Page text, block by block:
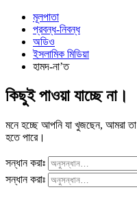
মূলপাতা
প্রবন্ধ-নিবন্ধ
অডিও
ইসলামিক মিডিয়া
হামদ-না’ত
কিছুই পাওয়া যাচ্ছে না।
মনে হচ্ছে আপনি যা খুজছেন, আমরা
হতে পারে।
সন্ধান করাঃ
সন্ধান করাঃ